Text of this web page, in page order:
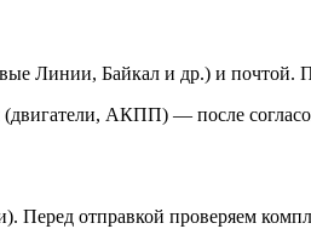
Линии, Байкал и др.) и почтой.
АКПП) — после
отправкой проверяем